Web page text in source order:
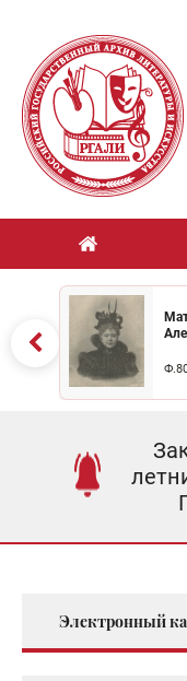
Электронный